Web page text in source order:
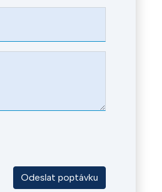
Odeslat poptávku